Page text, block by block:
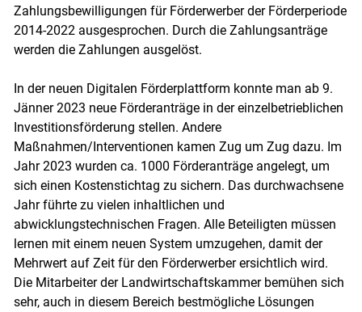
Zahlungsbewilligungen für Förderwerber der Förderperiode
2014-2022 ausgesprochen. Durch die Zahlungsanträge
werden die Zahlungen ausgelöst.
In der neuen Digitalen Förderplattform konnte man ab 9.
Jänner 2023 neue Förderanträge in der einzelbetrieblichen
Investitionsförderung stellen. Andere
Maßnahmen/Interventionen kamen Zug um Zug dazu. Im
Jahr 2023 wurden ca. 1000 Förderanträge angelegt, um
sich einen Kostenstichtag zu sichern. Das durchwachsene
Jahr führte zu vielen inhaltlichen und
abwicklungstechnischen Fragen. Alle Beteiligten müssen
lernen mit einem neuen System umzugehen, damit der
Mehrwert auf Zeit für den Förderwerber ersichtlich wird.
Die Mitarbeiter der Landwirtschaftskammer bemühen sich
sehr, auch in diesem Bereich bestmögliche Lösungen